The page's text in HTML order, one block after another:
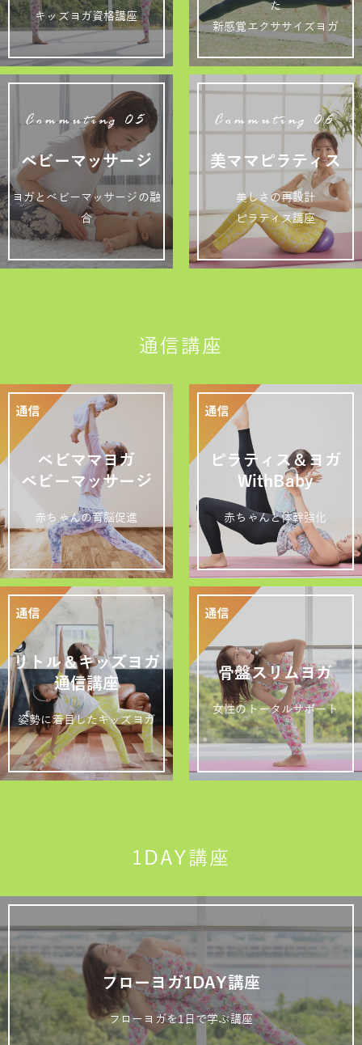
キッズヨガ資格講座
た
新感覚エクササイズヨガ
Commuting 05
ベビーマッサージ
ヨガとベビーマッサージの融
合
Commuting 06
美ママピラティス
美しさの再設計
ピラティス講座
通信講座
ベビママヨガ
ベビーマッサージ
赤ちゃんの育脳促進
ピラティス＆ヨガ
WithBaby
赤ちゃんと体幹強化
リトル＆キッズヨガ
通信講座
姿勢に着目したキッズヨガ
骨盤スリムヨガ
女性のトータルサポート
1DAY講座
フローヨガ1DAY講座
フローヨガを1日で学ぶ講座